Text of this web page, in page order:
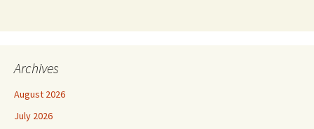
Archives
August 2026
July 2026